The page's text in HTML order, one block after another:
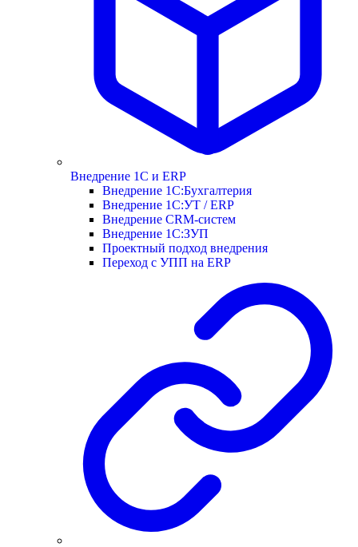
Внедрение 1С и ERP
Внедрение 1С:Бухгалтерия
Внедрение 1С:УТ / ERP
Внедрение CRM-систем
Внедрение 1С:ЗУП
Проектный подход внедрения
Переход с УПП на ERP